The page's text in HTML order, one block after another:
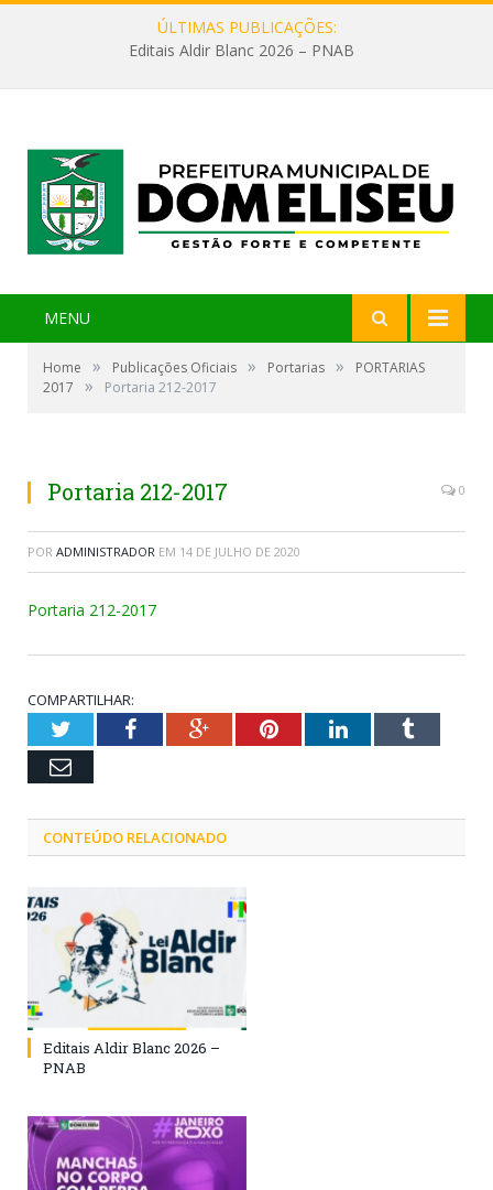
ÚLTIMAS PUBLICAÇÕES:
Editais Aldir Blanc 2026 – PNAB
MENU
Home » Publicações Oficiais » Portarias »
PORTARIAS
2017
» Portaria 212-2017
Portaria 212-2017 0
POR ADMINISTRADOR EM 14 DE JULHO DE 2020
Portaria 212-2017
COMPARTILHAR:
TwitterFacebookGoogle+PinterestLinkedInTumblr
Email
CONTEÚDO RELACIONADO
Editais Aldir Blanc 2026 –
PNAB